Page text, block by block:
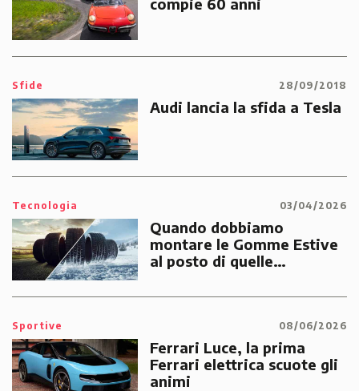
compie 60 anni
Sfide 28/09/2018
Audi lancia la sfida a Tesla
Tecnologia 03/04/2026
Quando dobbiamo
montare le Gomme Estive
al posto di quelle
Sportive 08/06/2026
Ferrari Luce, la prima
Ferrari elettrica scuote gli
animi